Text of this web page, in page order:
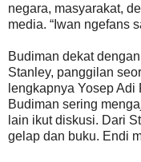
negara, masyarakat,
media. “Iwan ngefans
Budiman dekat
Stanley, panggilan
lengkapnya Yosep
Budiman sering
lain ikut diskusi. Dari
gelap dan buku. Endi